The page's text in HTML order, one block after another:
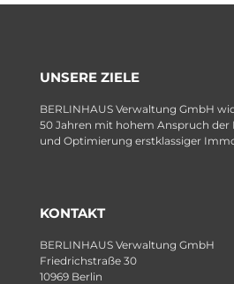
UNSERE ZIELE
BERLINHAUS Verwaltung GmbH
50 Jahren mit hohem Anspruch der
und Optimierung erstklassiger
KONTAKT
BERLINHAUS Verwaltung GmbH
Friedrichstraße 30
10969 Berlin